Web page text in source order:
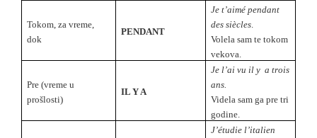
Tokom, za vreme,
dok
PENDANT
Je t’aimé pendant
des siècles
Volela sam te tokom
vekova.
Pre (vreme u
prošlosti)
IL Y A
Je l’ai vu il y a trois
ans.
Videla sam ga pre tri
godine.
J’étudie l’italien